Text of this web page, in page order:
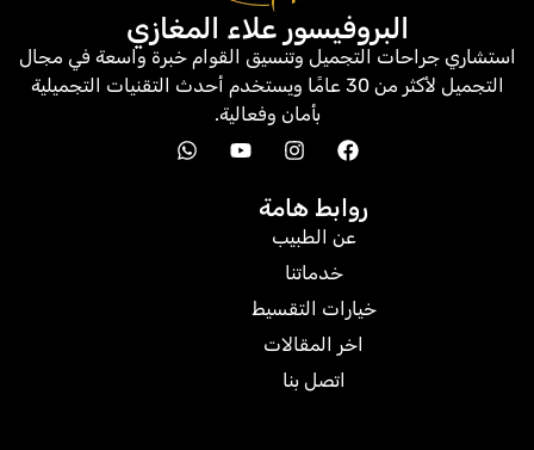
البروفيسور علاء المغازي
استشاري جراحات التجميل وتنسيق القوام خبرة واسعة في مجال
التجميل لأكثر من 30 عامًا ويستخدم أحدث التقنيات التجميلية
بأمان وفعالية.
روابط هامة
عن الطبيب
خدماتنا
خيارات التقسيط
اخر المقالات
اتصل بنا